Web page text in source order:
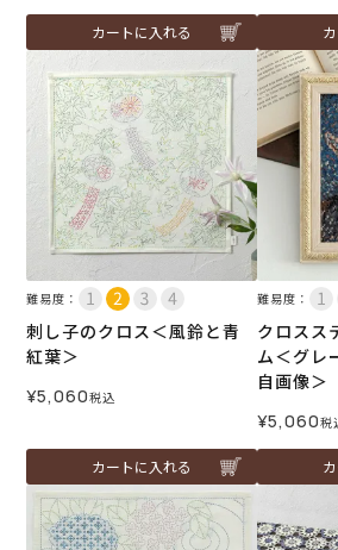
カートに入れる
難易度：
刺し子のクロス＜風鈴と青
紅葉＞
¥5,060税込
カートに入れる
難易度：
クロスス
ム＜グレ
自画像＞
¥5,060税